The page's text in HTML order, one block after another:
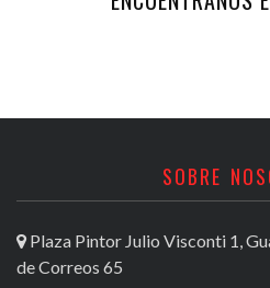
SOBRE
Plaza Pintor Julio Visconti 1,
de Correos 65